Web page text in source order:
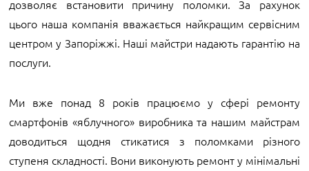
дозволяє встановити причину поломки. За рахунок
цього наша компанія вважається найкращим сервісним
центром у Запоріжжі. Наші майстри надають гарантію на
послуги.
Ми вже понад 8 років працюємо у сфері ремонту
смартфонів «яблучного» виробника та нашим майстрам
доводиться щодня стикатися з поломками різного
ступеня складності. Вони виконують ремонт у мінімальні